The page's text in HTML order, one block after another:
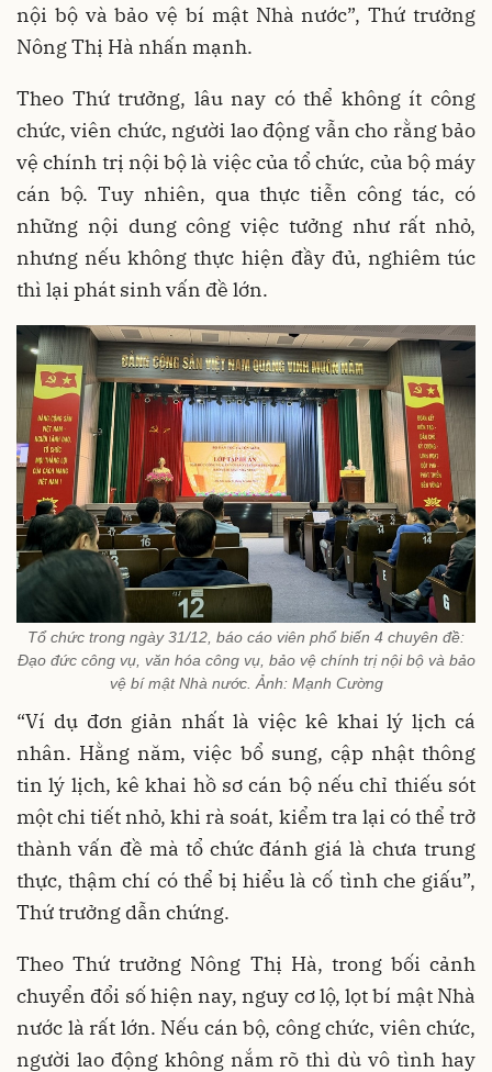
nội bộ và bảo vệ bí mật Nhà nước”, Thứ trưởng
Nông Thị Hà nhấn mạnh.
Theo Thứ trưởng, lâu nay có thể không ít công
chức, viên chức, người lao động vẫn cho rằng bảo
vệ chính trị nội bộ là việc của tổ chức, của bộ máy
cán bộ. Tuy nhiên, qua thực tiễn công tác, có
những nội dung công việc tưởng như rất nhỏ,
nhưng nếu không thực hiện đầy đủ, nghiêm túc
thì lại phát sinh vấn đề lớn.
Tổ chức trong ngày 31/12, báo cáo viên phổ biến 4 chuyên đề:
Đạo đức công vụ, văn hóa công vụ, bảo vệ chính trị nội bộ và bảo
vệ bí mật Nhà nước. Ảnh: Mạnh Cường
“Ví dụ đơn giản nhất là việc kê khai lý lịch cá
nhân. Hằng năm, việc bổ sung, cập nhật thông
tin lý lịch, kê khai hồ sơ cán bộ nếu chỉ thiếu sót
một chi tiết nhỏ, khi rà soát, kiểm tra lại có thể trở
thành vấn đề mà tổ chức đánh giá là chưa trung
thực, thậm chí có thể bị hiểu là cố tình che giấu”,
Thứ trưởng dẫn chứng.
Theo Thứ trưởng Nông Thị Hà, trong bối cảnh
chuyển đổi số hiện nay, nguy cơ lộ, lọt bí mật Nhà
nước là rất lớn. Nếu cán bộ, công chức, viên chức,
người lao động không nắm rõ thì dù vô tình hay